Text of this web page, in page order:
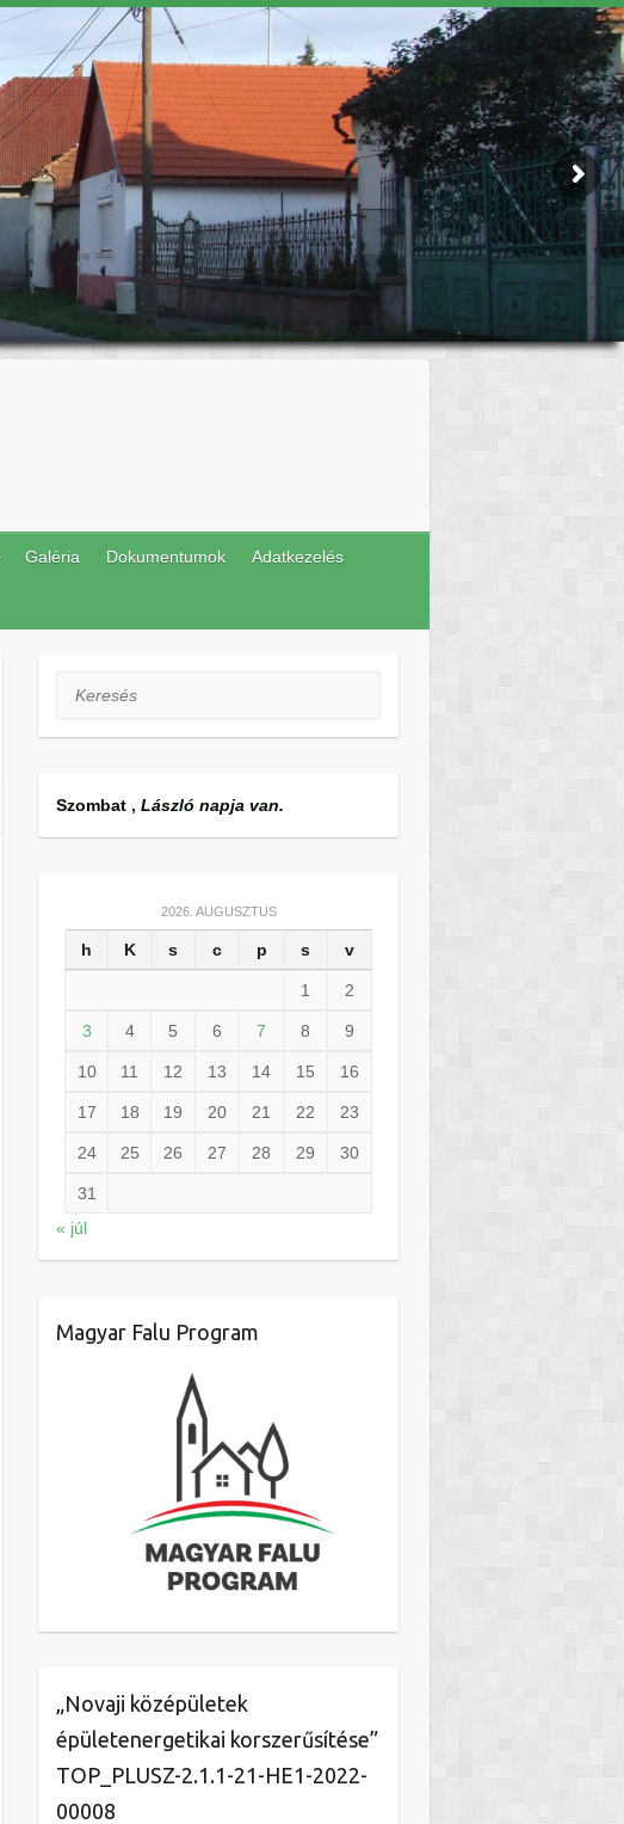
Galéria Dokumentumok Adatkezelés
Keresés
Szombat , László napja van.
2026. AUGUSZTUS
h K s c p s v
1 2
3 4 5 6 7 8 9
10 11 12 13 14 15 16
17 18 19 20 21 22 23
24 25 26 27 28 29 30
31
« júl
Magyar Falu Program
„Novaji középületek
épületenergetikai korszerűsítése”
TOP_PLUSZ-2.1.1-21-HE1-2022-
00008